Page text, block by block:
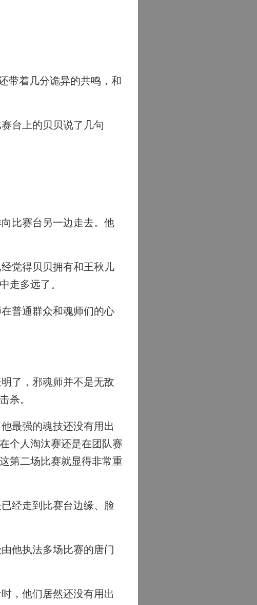
带着几分诡异的共鸣，和
台上的贝贝说了几句
比赛台另一边走去。他
觉得贝贝拥有和王秋儿
走多远了。
普通群众和魂师们的心
了，邪魂师并不是无敌
杀。
最强的魂技还没有用出
个人淘汰赛还是在团队赛
第二场比赛就显得非常重
经走到比赛台边缘、脸
他执法多场比赛的唐门
，他们居然还没有用出